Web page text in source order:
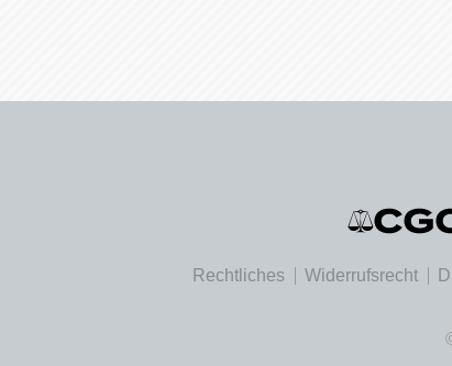
Rechtliches Widerrufsrecht